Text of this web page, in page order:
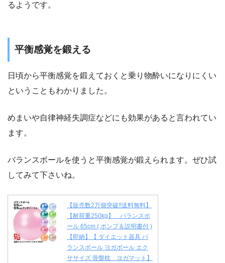
るようです。
平衡感覚を鍛える
日頃から平衡感覚を鍛えておくと乗り物酔いになりにくい
ということもわかりました。
めまいや自律神経失調症などにも効果があると言われてい
ます。
バランスボールを使うと平衡感覚が鍛えられます。ぜひ試
してみて下さいね。
【販売数2万個突破!!送料無料】
【耐荷重250kg】 バランスボ
ール 65cm ( ポンプ＆説明書付 )
【即納】【 ダイエット器具 バ
ランスボール ヨガボール エク
ササイズ 骨盤枕 ヨガマット】